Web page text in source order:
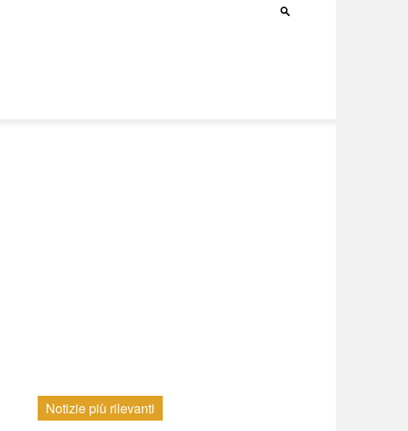
Notizie più rilevanti